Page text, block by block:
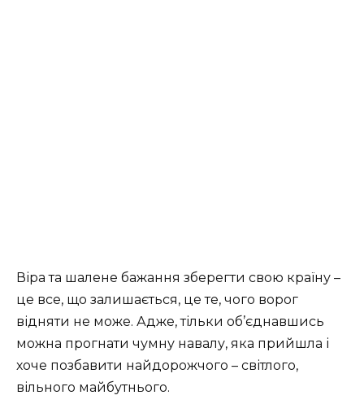
Віра та шалене бажання зберегти свою країну –
це все, що залишається, це те, чого ворог
відняти не може. Адже, тільки об’єднавшись
можна прогнати чумну навалу, яка прийшла і
хоче позбавити найдорожчого – світлого,
вільного майбутнього.